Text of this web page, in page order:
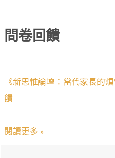
問卷回饋
《新思惟論壇：當代家長的
饋
閱讀更多 »